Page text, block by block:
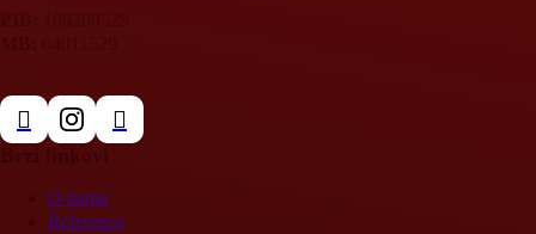
O nama
Reference